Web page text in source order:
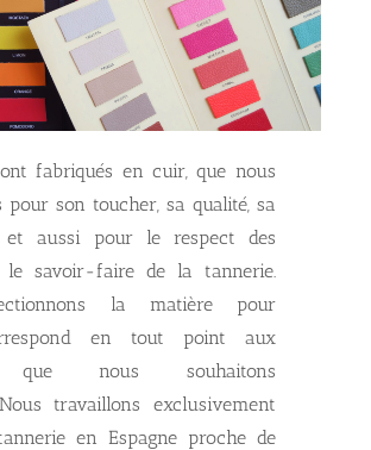
fabriqués en cuir, que nous
pour son toucher, sa qualité, sa
et aussi pour le respect des
le savoir-faire de la tannerie.
la matière pour
en tout point aux
que nous souhaitons
travaillons exclusivement
en Espagne proche de